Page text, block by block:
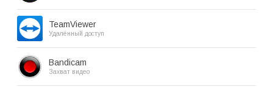
TeamViewer
Удалённый доступ
Bandicam
Захват видео